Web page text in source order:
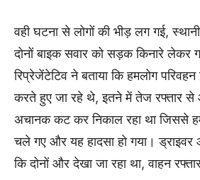
वही घटना से लोगों की भीड़ लग गई,
दोनों बाइक सवार को सड़क किनारे लेकर
रिप्रेजेंटेटिव ने बताया कि हमलोग
करते हुए जा रहे थे, इतने में तेज रफ्तार
अचानक कट कर निकाल रहा था जिससे
चले गए और यह हादसा हो गया।
कि दोनों और देखा जा रहा था, वाहन